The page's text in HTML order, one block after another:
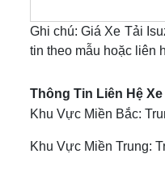
Ghi chú: Giá Xe Tải
tin theo mẫu hoặc liên
Thông Tin Liên Hệ
Khu Vực Miền Bắc:
Khu Vực Miền Trung: